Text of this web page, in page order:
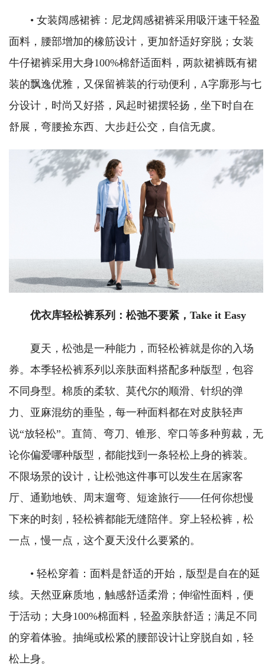
• 女装阔感裙裤：尼龙阔感裙裤采用吸汗速干轻盈
面料，腰部增加的橡筋设计，更加舒适好穿脱；女装
牛仔裙裤采用大身100%棉舒适面料，两款裙裤既有裙
装的飘逸优雅，又保留裤装的行动便利，A字廓形与七
分设计，时尚又好搭，风起时裙摆轻扬，坐下时自在
舒展，弯腰捡东西、大步赶公交，自信无虞。
优衣库轻松裤系列：松弛不要紧，Take it Easy
夏天，松弛是一种能力，而轻松裤就是你的入场
券。本季轻松裤系列以亲肤面料搭配多种版型，包容
不同身型。棉质的柔软、莫代尔的顺滑、针织的弹
力、亚麻混纺的垂坠，每一种面料都在对皮肤轻声
说“放轻松”。直筒、弯刀、锥形、窄口等多种剪裁，无
论你偏爱哪种版型，都能找到一条轻松上身的裤装。
不限场景的设计，让松弛这件事可以发生在居家客
厅、通勤地铁、周末遛弯、短途旅行——任何你想慢
下来的时刻，轻松裤都能无缝陪伴。穿上轻松裤，松
一点，慢一点，这个夏天没什么要紧的。
• 轻松穿着：面料是舒适的开始，版型是自在的延
续。天然亚麻质地，触感舒适柔滑；伸缩性面料，便
于活动；大身100%棉面料，轻盈亲肤舒适；满足不同
的穿着体验。抽绳或松紧的腰部设计让穿脱自如，轻
松上身。